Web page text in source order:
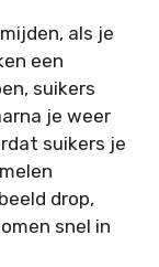
als je
een
suikers
je weer
suikers je
drop,
snel in